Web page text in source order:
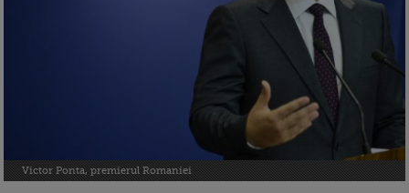
Victor Ponta, premierul Romaniei